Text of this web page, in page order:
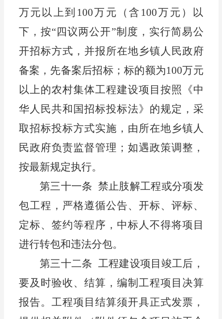
万元以上到100万元（含100万元）以
下， 按“四议两公开”制度，实行简易公
开招标方式，并报 所在地乡镇人民政府
备案，先备案后招标；标的额为100万元
以上的农村集体工程建设项目按照《中
华人民共和国招标投标法》的规定，采
取招标投标方式实施 ， 由 所在地乡镇人
民政府负责监督管理；如遇政策调整，
按最新规定执行。
第三十一条 禁止肢解工程或分项发
包工程，严格遵循公告、开标、评标、
定标、签约等程序，中标人不得将项目
进行转包和违法分包。
第三十二条 工程建设项目竣工后，
要及时验收、结算，编制工程项目决算
报告。工程项目结算须开具正式发票，